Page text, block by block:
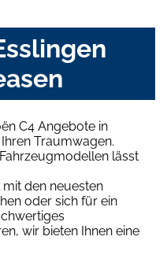
C4 Angebote in
Traumwagen.
lässt
den neuesten
oder sich für ein
wir bieten Ihnen eine